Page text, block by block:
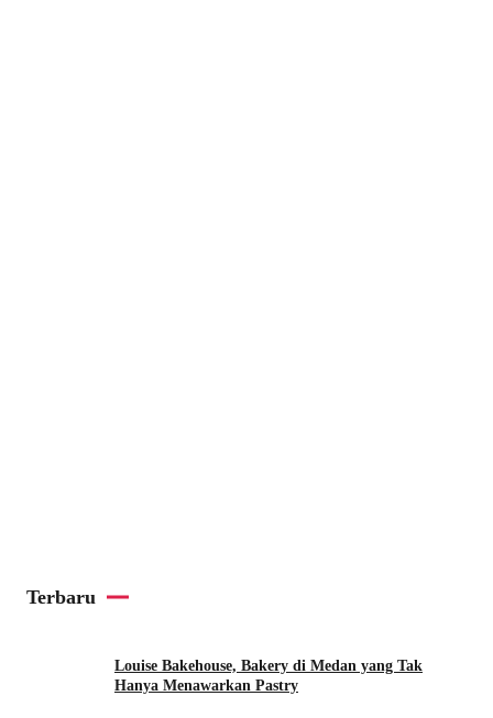
Terbaru
Louise Bakehouse, Bakery di Medan yang Tak
Hanya Menawarkan Pastry